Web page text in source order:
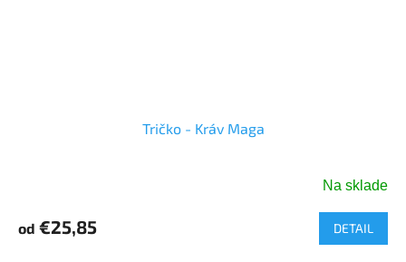
Tričko - Kráv Maga
Na sklade
od €25,85 DETAIL